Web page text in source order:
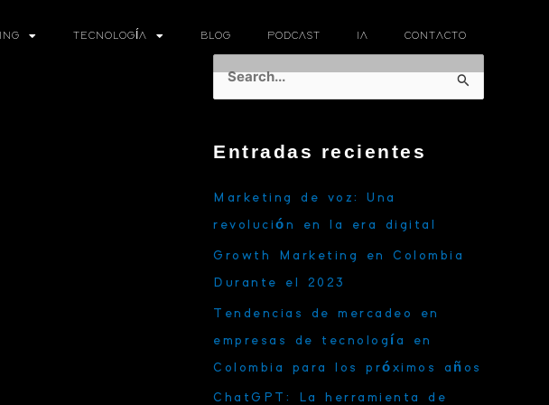
TECNOLOGÍA BLOG PODCAST IA CONTACTO
a
Entradas recientes
Marketing de voz: Una
revolución en la era digital
Growth Marketing en Colombia
Durante el 2023
Tendencias de mercadeo en
empresas de tecnología en
Colombia para los próximos años
ChatGPT: La herramienta de